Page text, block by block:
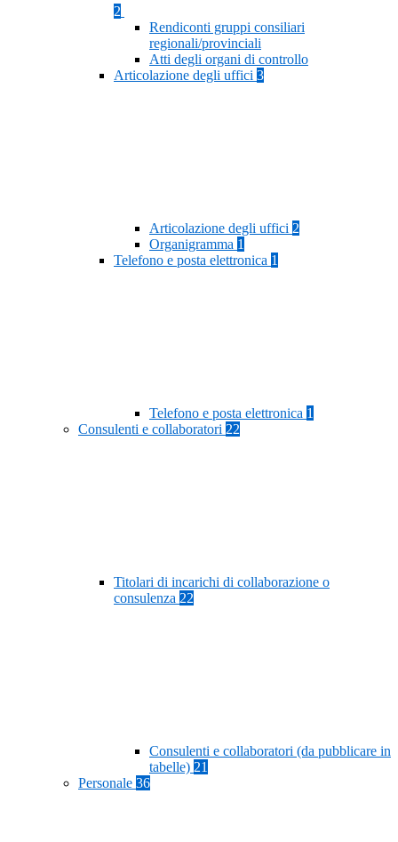
2
Rendiconti gruppi consiliari
regionali/provinciali
Atti degli organi di controllo
Articolazione degli uffici 3
Articolazione degli uffici 2
Organigramma 1
Telefono e posta elettronica 1
Telefono e posta elettronica 1
Consulenti e collaboratori 22
Titolari di incarichi di collaborazione o
consulenza 22
Consulenti e collaboratori (da pubblicare in
tabelle) 21
Personale 36